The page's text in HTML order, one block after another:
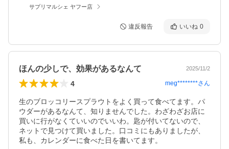
サプリマルシェ ヤフー店
違反報告 いいね 0
ほんの少しで、効果があるなんて 2025/11/2
4 meg********さん
生のブロッコリースプラウトをよく買って食べてます。パ
ウダーがあるなんて、知りませんでした。わざわざお店に
買いに行がなくていいのでいいわ。匙が付いてないので、
ネットで見つけて買いました。口コミにもありましたが、
私も、カレンダーに食べた日を書いてます。